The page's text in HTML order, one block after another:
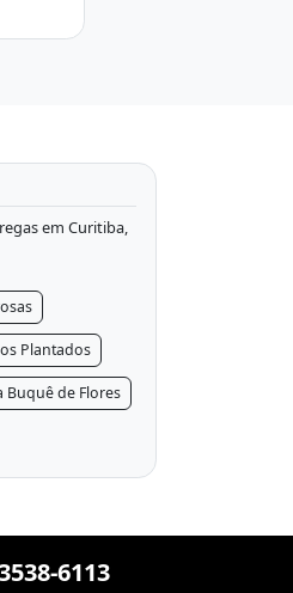
em Curitiba,
Plantados
Buquê de Flores
6113